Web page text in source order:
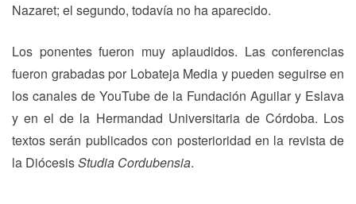
Nazaret; el segundo, todavía no ha aparecido.
Los ponentes fueron muy aplaudidos. Las conferencias
fueron grabadas por Lobateja Media y pueden seguirse en
los canales de YouTube de la Fundación Aguilar y Eslava
y en el de la Hermandad Universitaria de Córdoba. Los
textos serán publicados con posterioridad en la revista de
la DiócesisStudia Cordubensia.